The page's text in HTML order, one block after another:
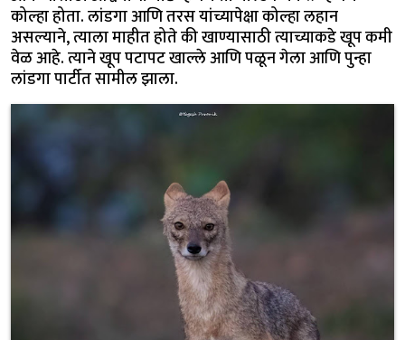
कोल्हा होता. लांडगा आणि तरस यांच्यापेक्षा कोल्हा लहान
असल्याने, त्याला माहीत होते की खाण्यासाठी त्याच्याकडे खूप कमी
वेळ आहे. त्याने खूप पटापट खाल्ले आणि पळून गेला आणि पुन्हा
लांडगा पार्टीत सामील झाला.